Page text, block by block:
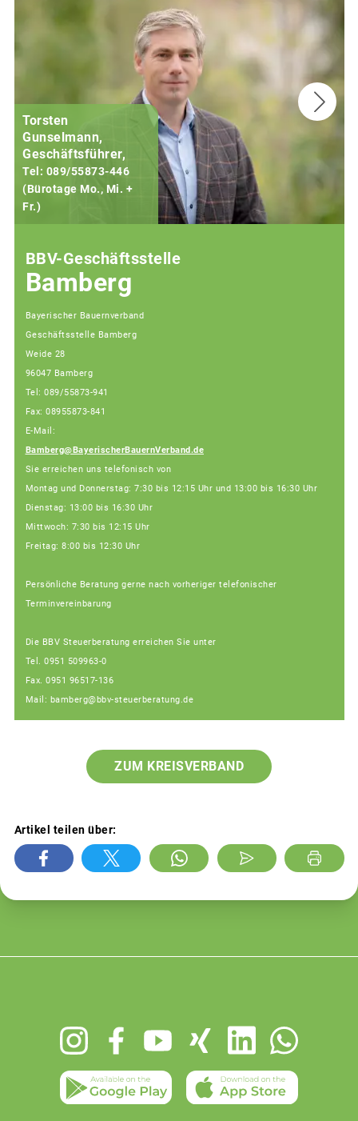
Torsten
Gunselmann,
Geschäftsführer,
Tel: 089/55873-446
(Bürotage Mo., Mi. +
Fr.)
BBV-Geschäftsstelle
Bamberg
Bayerischer Bauernverband
Geschäftsstelle Bamberg
Weide 28
96047 Bamberg
Tel: 089/55873-941
Fax: 08955873-841
E-Mail:
Bamberg@BayerischerBauernVerband.de
Sie erreichen uns telefonisch von
Montag und Donnerstag: 7:30 bis 12:15 Uhr und 13:00 bis 16:30 Uhr
Dienstag: 13:00 bis 16:30 Uhr
Mittwoch: 7:30 bis 12:15 Uhr
Freitag: 8:00 bis 12:30 Uhr
Persönliche Beratung gerne nach vorheriger telefonischer
Terminvereinbarung
Die BBV Steuerberatung erreichen Sie unter
Tel. 0951 509963-0
Fax. 0951 96517-136
Mail: bamberg@bbv-steuerberatung.de
ZUM KREISVERBAND
Artikel teilen über: